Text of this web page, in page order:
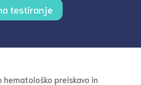
testiranje
hematološko preiskavo in